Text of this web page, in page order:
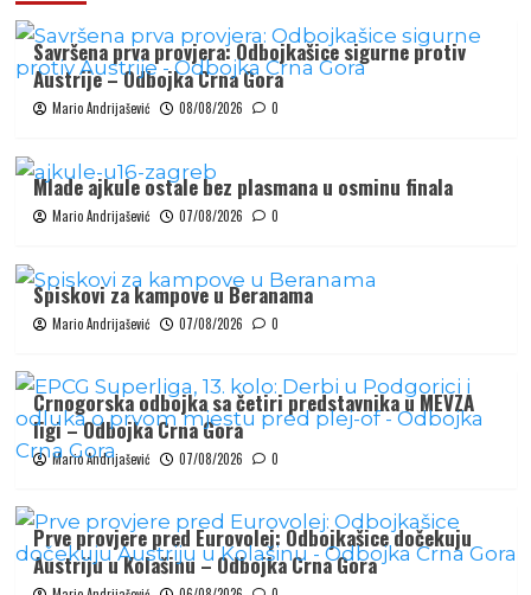
Savršena prva provjera: Odbojkašice sigurne protiv
Austrije – Odbojka Crna Gora
Mario Andrijašević 08/08/2026 0
Mlade ajkule ostale bez plasmana u osminu finala
Mario Andrijašević 07/08/2026 0
Spiskovi za kampove u Beranama
Mario Andrijašević 07/08/2026 0
Crnogorska odbojka sa četiri predstavnika u MEVZA
ligi – Odbojka Crna Gora
Mario Andrijašević 07/08/2026 0
Prve provjere pred Eurovolej: Odbojkašice dočekuju
Austriju u Kolašinu – Odbojka Crna Gora